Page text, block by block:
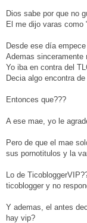
Dios sabe por que no
El me dijo varas como
Desde ese día
Ademas sinceramente
Yo iba en contra del
Decia algo encontra
Entonces que???
A ese mae, yo le
Pero de que el mae
sus pornotitulos y la
Lo de
ticoblogger y no
Y ademas, el antes
hay vip?